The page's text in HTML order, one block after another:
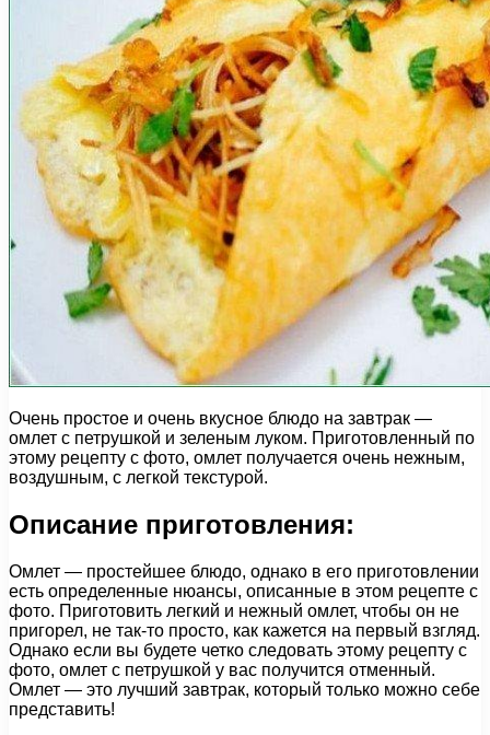
Очень простое и очень вкусное блюдо на завтрак —
омлет с петрушкой и зеленым луком. Приготовленный по
этому рецепту с фото, омлет получается очень нежным,
воздушным, с легкой текстурой.
Описание приготовления:
Омлет — простейшее блюдо, однако в его приготовлении
есть определенные нюансы, описанные в этом рецепте с
фото. Приготовить легкий и нежный омлет, чтобы он не
пригорел, не так-то просто, как кажется на первый взгляд.
Однако если вы будете четко следовать этому рецепту с
фото, омлет с петрушкой у вас получится отменный.
Омлет — это лучший завтрак, который только можно себе
представить!